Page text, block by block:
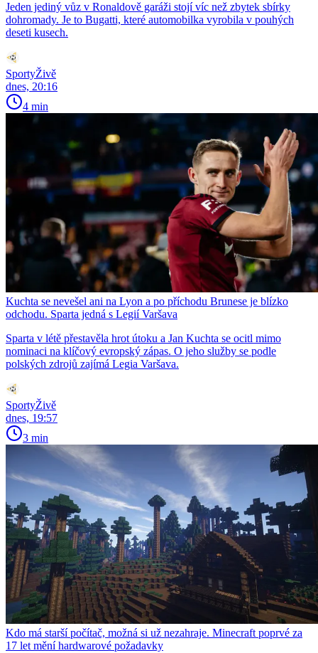
Jeden jediný vůz v Ronaldově garáži stojí víc než zbytek sbírky
dohromady. Je to Bugatti, které automobilka vyrobila v pouhých
deseti kusech.
SportyŽivě
dnes, 20:16
4 min
Kuchta se nevešel ani na Lyon a po příchodu Brunese je blízko
odchodu. Sparta jedná s Legií Varšava
Sparta v létě přestavěla hrot útoku a Jan Kuchta se ocitl mimo
nominaci na klíčový evropský zápas. O jeho služby se podle
polských zdrojů zajímá Legia Varšava.
SportyŽivě
dnes, 19:57
3 min
Kdo má starší počítač, možná si už nezahraje. Minecraft poprvé za
17 let mění hardwarové požadavky